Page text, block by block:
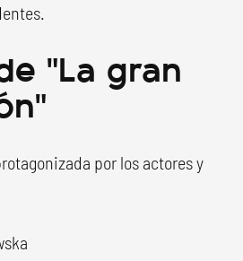
"La gran
por los actores y